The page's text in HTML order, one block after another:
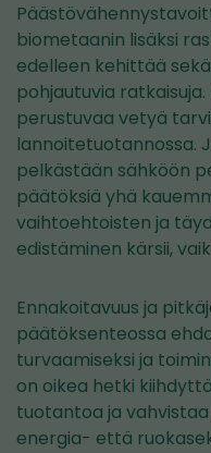
biometaanin lisäksi
edelleen kehittää
pohjautuvia ratkaisuja.
perustuvaa vetyä
lannoitetuotannossa.
pelkästään sähköön
päätöksiä yhä
vaihtoehtoisten ja
edistäminen kärsii,
Ennakoitavuus ja
päätöksenteossa
turvaamiseksi ja
on oikea hetki
tuotantoa ja
energia- että